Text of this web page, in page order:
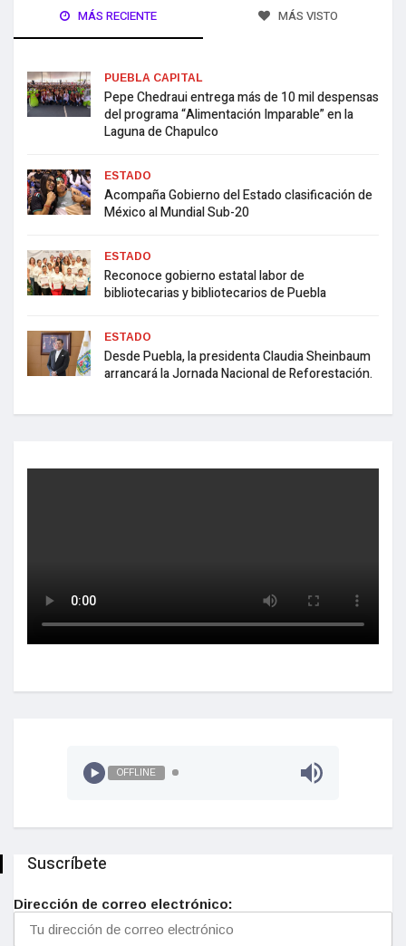
MÁS RECIENTE MÁS VISTO
PUEBLA CAPITAL
Pepe Chedraui entrega más de 10 mil despensas
del programa “Alimentación Imparable” en la
Laguna de Chapulco
ESTADO
Acompaña Gobierno del Estado clasificación de
México al Mundial Sub-20
ESTADO
Reconoce gobierno estatal labor de
bibliotecarias y bibliotecarios de Puebla
ESTADO
Desde Puebla, la presidenta Claudia Sheinbaum
arrancará la Jornada Nacional de Reforestación.
OFFLINE
Suscríbete
Dirección de correo electrónico: